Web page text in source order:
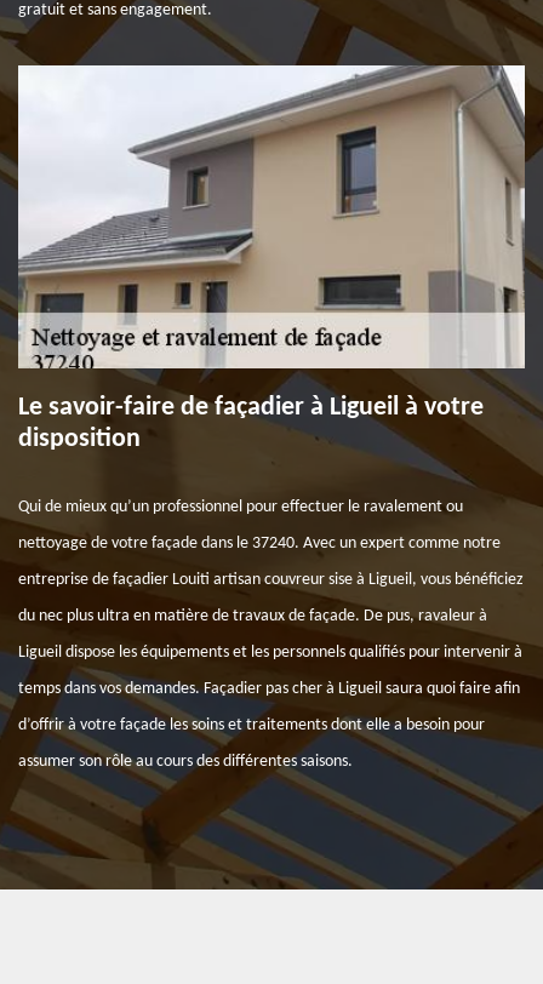
gratuit et sans engagement.
Le savoir-faire de façadier à Ligueil à votre
disposition
Qui de mieux qu’un professionnel pour effectuer le ravalement ou
nettoyage de votre façade dans le 37240. Avec un expert comme notre
entreprise de façadier Louiti artisan couvreur sise à Ligueil, vous bénéficiez
du nec plus ultra en matière de travaux de façade. De pus, ravaleur à
Ligueil dispose les équipements et les personnels qualifiés pour intervenir à
temps dans vos demandes. Façadier pas cher à Ligueil saura quoi faire afin
d’offrir à votre façade les soins et traitements dont elle a besoin pour
assumer son rôle au cours des différentes saisons.